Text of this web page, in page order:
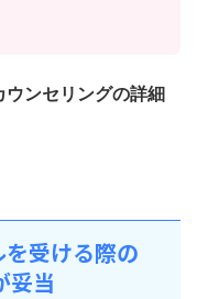
ウンセリングの詳細
受ける際の
妥当